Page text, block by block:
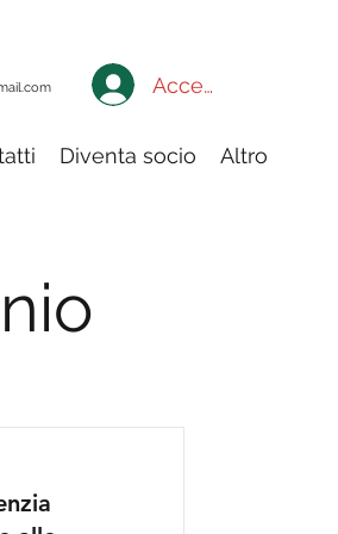
Accedi a My
Diventa socio Altro